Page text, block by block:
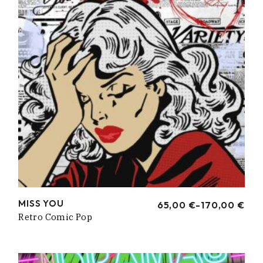
MISS YOU 65,00 €-170,00 €
RANGO
HASTA
Retro Comic Pop